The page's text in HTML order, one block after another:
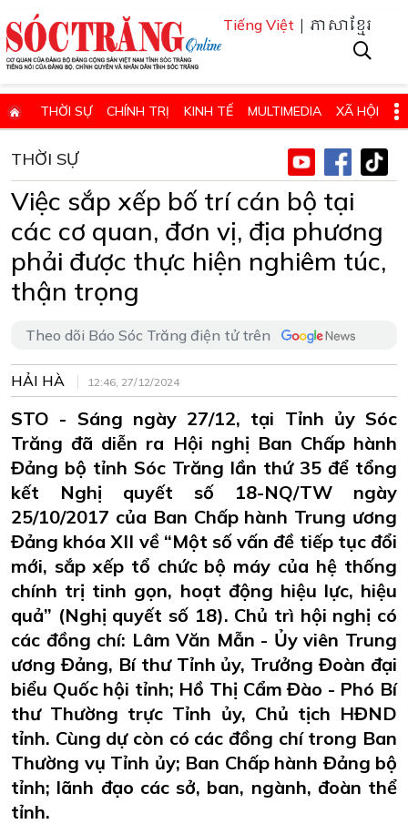
Tiếng Việt | ភាសាខ្មែរ
THỜI SỰ CHÍNH TRỊ KINH TẾ MULTIMEDIA XÃ HỘI
GIÁO DỤC - KHOA HỌC & CÔNG NGHỆ
QUỐC PHÒNG - AN NINH QUỐC TẾ SỨC KHỎE VÀ ĐỜI SỐNG
VĂN HÓA - THỂ THAO - DU LỊCH CHUYÊN ĐỀ
ĐIỂM BÁO - TIN VẮN ĐỊA PHƯƠNG THÔNG TIN CẦN BIẾT
THÔNG BÁO - QUẢNG CÁO
THỜI SỰ
Việc sắp xếp bố trí cán bộ tại
các cơ quan, đơn vị, địa phương
phải được thực hiện nghiêm túc,
thận trọng
Theo dõi Báo Sóc Trăng điện tử trên
HẢI HÀ 12:46, 27/12/2024
STO - Sáng ngày 27/12, tại Tỉnh ủy Sóc
Trăng đã diễn ra Hội nghị Ban Chấp hành
Đảng bộ tỉnh Sóc Trăng lần thứ 35 để tổng
kết Nghị quyết số 18-NQ/TW ngày
25/10/2017 của Ban Chấp hành Trung ương
Đảng khóa XII về “Một số vấn đề tiếp tục đổi
mới, sắp xếp tổ chức bộ máy của hệ thống
chính trị tinh gọn, hoạt động hiệu lực, hiệu
quả” (Nghị quyết số 18). Chủ trì hội nghị có
các đồng chí: Lâm Văn Mẫn - Ủy viên Trung
ương Đảng, Bí thư Tỉnh ủy, Trưởng Đoàn đại
biểu Quốc hội tỉnh; Hồ Thị Cẩm Đào - Phó Bí
thư Thường trực Tỉnh ủy, Chủ tịch HĐND
tỉnh. Cùng dự còn có các đồng chí trong Ban
Thường vụ Tỉnh ủy; Ban Chấp hành Đảng bộ
tỉnh; lãnh đạo các sở, ban, ngành, đoàn thể
tỉnh.